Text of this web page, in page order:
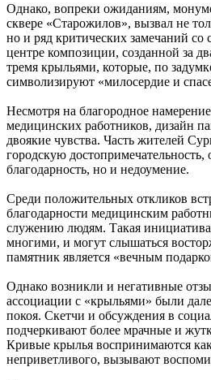
Однако, вопреки ожиданиям,
сквере «Старожилов», вызвал не
но и ряд критических замечаний
центре композиции, созданной за
тремя крыльями, которые, по
символизируют «милосердие и
Несмотря на благородное
медицинских работников, дизайн
двоякие чувства. Часть жителей
городскую
благодарность, но и недоумение.
Среди положительных откликов
благодарности медицинским
служению людям. Такая
многими, и могут слышаться
памятник является «вечным
Однако возникли и негативные
ассоциации с «крыльями» были
покоя. Скетчи и обсуждения в
подчеркивают более мрачные и
Кривые крылья воспринимаются
неприветливого, вызывают